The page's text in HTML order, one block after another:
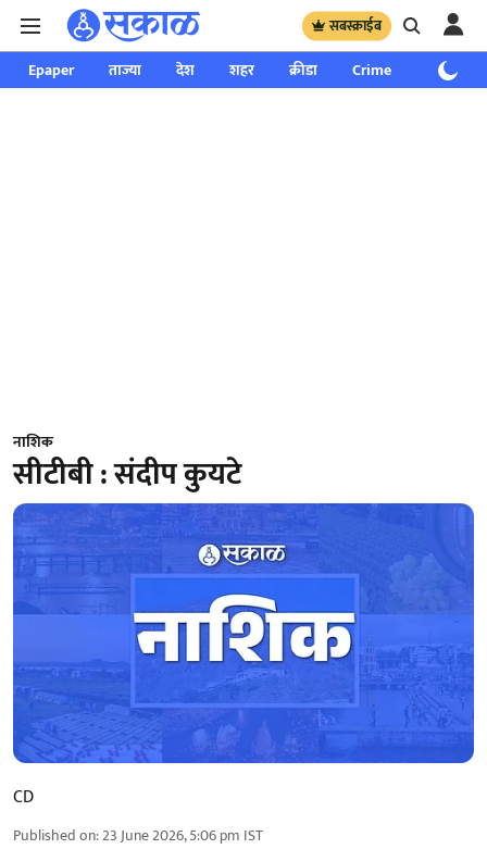
सबस्क्राईब
Epaper ताज्या देश शहर क्रीडा Crime साप्ताहिक
नाशिक
सीटीबी : संदीप कुयटे
CD
Published on:23 June 2026, 5:06 pm IST